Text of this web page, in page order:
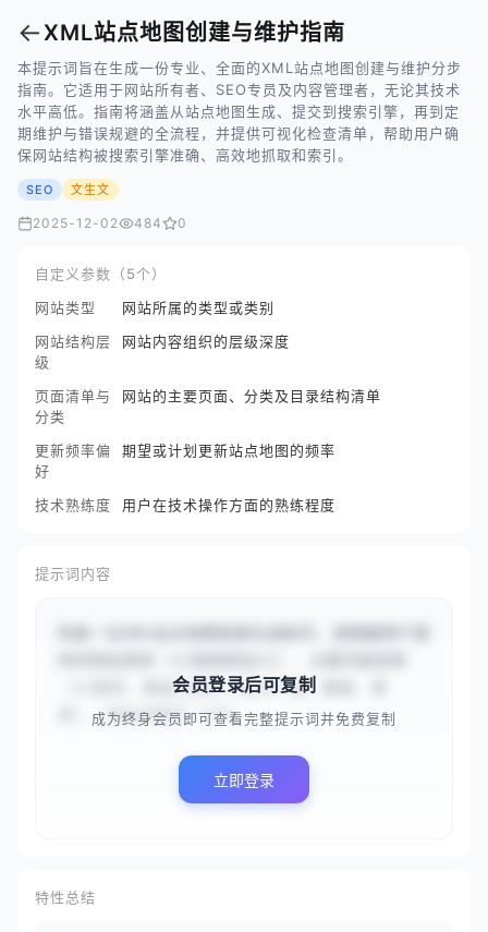
←XML站点地图创建与维护指南
本提示词旨在生成一份专业、全面的XML站点地图创建与维护分步
指南。它适用于网站所有者、SEO专员及内容管理者，无论其技术
水平高低。指南将涵盖从站点地图生成、提交到搜索引擎，再到定
期维护与错误规避的全流程，并提供可视化检查清单，帮助用户确
保网站结构被搜索引擎准确、高效地抓取和索引。
SEO 文生文
2025-12-02 484 0
自定义参数（5个）
网站类型
网站所属的类型或类别
网站结构层
级
网站内容组织的层级深度
页面清单与
分类
网站的主要页面、分类及目录结构清单
更新频率偏
好
期望或计划更新站点地图的频率
技术熟练度 用户在技术操作方面的熟练程度
提示词内容
（{{首页，商品分类页（电子产品、服装、家
居），商品详情页（iPh...
会员登录后可复制
成为终身会员即可查看完整提示词并免费复制
立即登录
特性总结